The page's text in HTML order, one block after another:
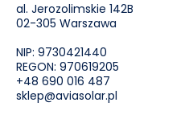
al. Jerozolimskie 142B
02-305 Warszawa
NIP: 9730421440
REGON: 970619205
+48 690 016 487
sklep@aviasolar.pl